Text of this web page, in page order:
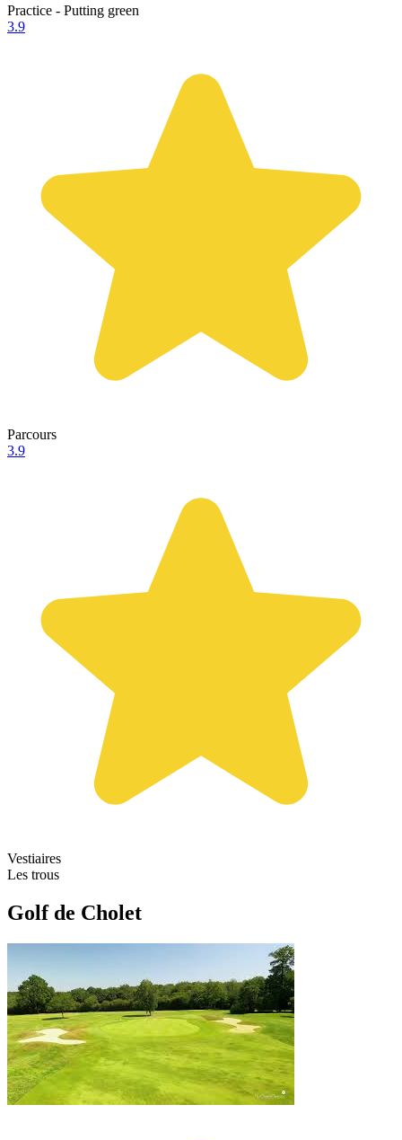
Practice - Putting green
3.9
Parcours
3.9
Vestiaires
Les trous
Golf de Cholet